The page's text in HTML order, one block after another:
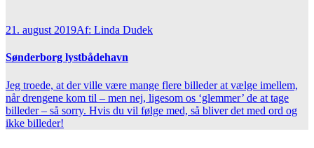
21. august 2019Af: Linda Dudek
Sønderborg lystbådehavn
Jeg troede, at der ville være mange flere billeder at vælge imellem,
når drengene kom til – men nej, ligesom os ‘glemmer’ de at tage
billeder – så sorry. Hvis du vil følge med, så bliver det med ord og
ikke billeder!